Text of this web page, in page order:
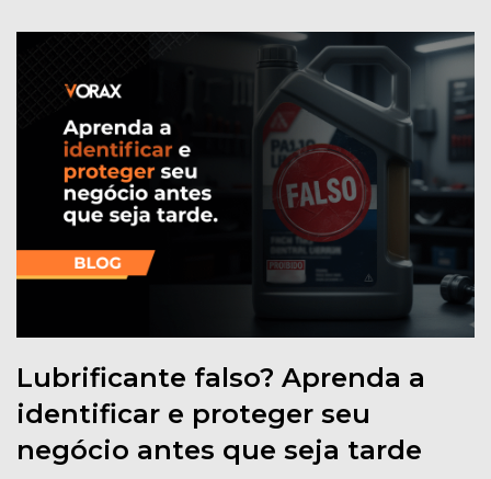
Lubrificante falso? Aprenda a
identificar e proteger seu
negócio antes que seja tarde